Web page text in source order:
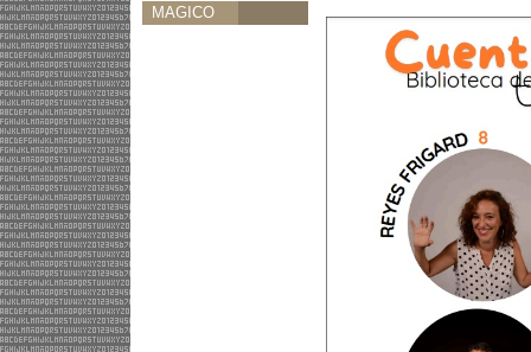
MAGICO